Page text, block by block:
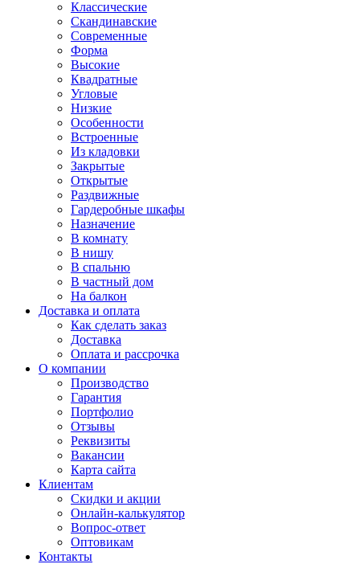
Классические
Скандинавские
Современные
Форма
Высокие
Квадратные
Угловые
Низкие
Особенности
Встроенные
Из кладовки
Закрытые
Открытые
Раздвижные
Гардеробные шкафы
Назначение
В комнату
В нишу
В спальню
В частный дом
На балкон
Доставка и оплата
Как сделать заказ
Доставка
Оплата и рассрочка
О компании
Производство
Гарантия
Портфолио
Отзывы
Реквизиты
Вакансии
Карта сайта
Клиентам
Скидки и акции
Онлайн-калькулятор
Вопрос-ответ
Оптовикам
Контакты